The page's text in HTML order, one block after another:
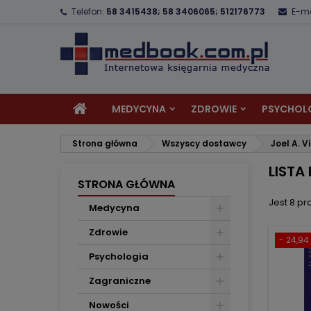
Telefon: 58 3415438; 58 3406065; 512176773 E-
MEDYCYNA ZDROWIE
Strona główna Wszyscy dostawcy Joel A.
STRONA GŁÓWNA
Medycyna
Zdrowie
Psychologia
Zagraniczne
Nowości
LISTA
Jest 8
- 24,94